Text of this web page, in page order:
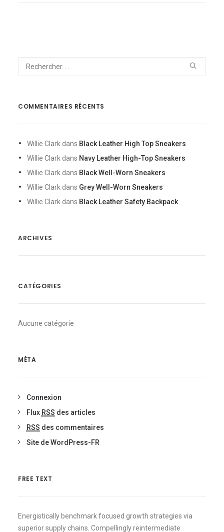
COMMENTAIRES RÉCENTS
Willie Clark dans Black Leather High Top Sneakers
Willie Clark dans Navy Leather High-Top Sneakers
Willie Clark dans Black Well-Worn Sneakers
Willie Clark dans Grey Well-Worn Sneakers
Willie Clark dans Black Leather Safety Backpack
ARCHIVES
CATÉGORIES
Aucune catégorie
MÉTA
Connexion
Flux RSS des articles
RSS des commentaires
Site de WordPress-FR
FREE TEXT
Energistically benchmark focused growth strategies via
superior supply chains. Compellingly reintermediate